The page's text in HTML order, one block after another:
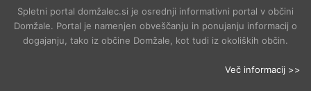
Spletni portal domžalec.si je osrednji informativni portal v občini
Domžale. Portal je namenjen obveščanju in ponujanju informacij o
dogajanju, tako iz občine Domžale, kot tudi iz okoliških občin.
Več informacij >>